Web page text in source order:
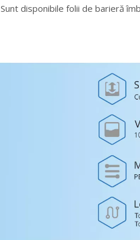
Sunt disponibile folii de barieră